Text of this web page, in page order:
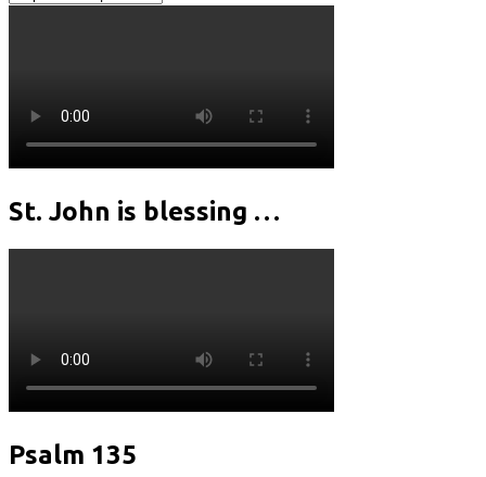
St. John is blessing …
Psalm 135